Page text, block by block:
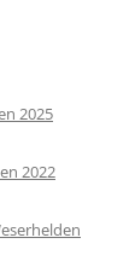
2025
2022